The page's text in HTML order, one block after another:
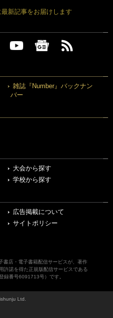
新記事をお届けします
雑誌『Number』バックナン
バー
大会から探す
学校から探す
広告掲載について
サイトポリシー
書店・電子書籍配信サービスが、著作
許諾を得た正規版配信サービスである
録番号6091713号）です。
Ltd.